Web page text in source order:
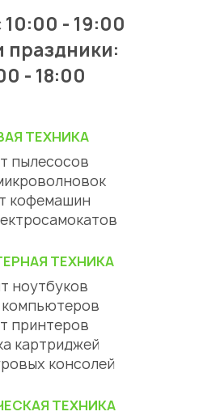
10:00 - 19:00
праздники:
- 18:00
ТЕХНИКА
пылесосов
кофемашин
ТЕХНИКА
ноутбуков
принтеров
картриджей
консолей
ТЕХНИКА